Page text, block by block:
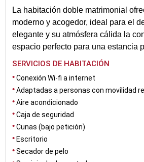
La habitación doble matrimonial
moderno y acogedor, ideal para el
elegante y su atmósfera cálida la
espacio perfecto para una estancia
SERVICIOS DE HABITACIÓN
Conexión Wi-fi a internet
Adaptadas a personas con movilidad
Aire acondicionado
Caja de seguridad
Cunas (bajo petición)
Escritorio
Secador de pelo